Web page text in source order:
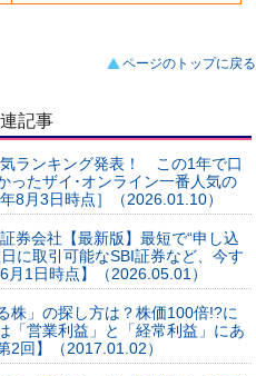
ページのトップに戻る
記事
気ランキング発表！ この1年で口
ったザイ･オンライン一番人気の
月3日時点］（2026.01.10）
券会社【最新版】最短で“申し込
に取引可能なSBI証券など、今す
1日時点】（2026.05.01）
株」の探し方は？株価100倍!?に
「営業利益」と「経常利益」にあ
回】（2017.01.02）